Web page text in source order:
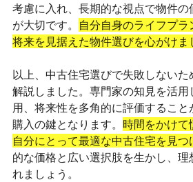
考慮に入れ、長期的な視点で物件の
が大切です。 自分自身のライフプラ
将来を見据えた物件選びを心がけま
以上、中古住宅選びで失敗しない
解説しました。専門家の知見を活
用、将来性を多角的に評価するこ
購入の鍵となります。 時間をかけて
自分にとって最適な中古住宅を見つ
的な価格と広い選択肢を生かし、理
れましょう。